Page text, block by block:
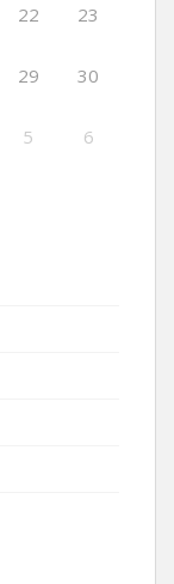
22 23
29 30
5 6